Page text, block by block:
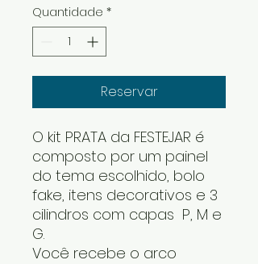
Quantidade *
Reservar
O kit PRATA da FESTEJAR é
composto por um painel
do tema escolhido, bolo
fake, itens decorativos e 3
cilindros com capas P, M e
G.
Você recebe o arco